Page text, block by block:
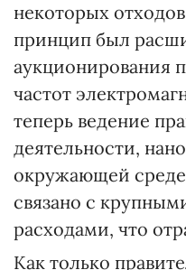
некоторых
принцип был
аукционирования
частот
теперь ведение
деятельности,
окружающей
связано с
расходами, что
Как только